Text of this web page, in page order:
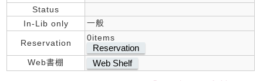
Status
In-Lib only
一般
Reservation
0items
Reservation
Web書棚 Web Shelf